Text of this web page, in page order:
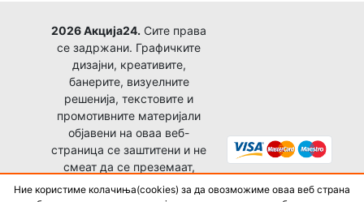
2026 Акција24. Сите права
се задржани. Графичките
дизајни, креативите,
банерите, визуелните
решенија, текстовите и
промотивните материјали
објавени на оваа веб-
страница се заштитени и не
смеат да се преземаат,
копираат, преработуваат,
Ние користиме колачиња(cookies) за да овозможиме оваа веб страна